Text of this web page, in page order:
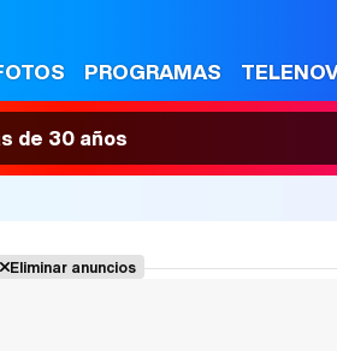
PROGRAMAS
de 30 años
Eliminar anuncios